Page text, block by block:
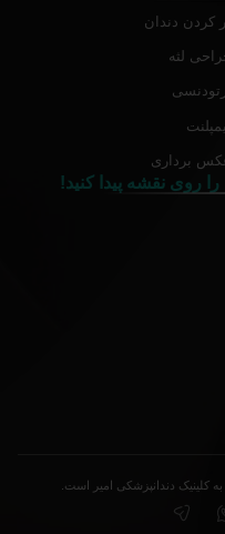
کردن دندان
لثه
ارتودنسی
برداری
را روی نقشه پیدا کنید!
دندانپزشکی امیر است.